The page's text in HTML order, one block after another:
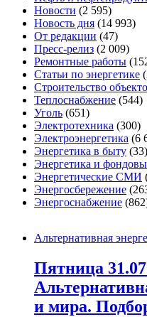
Новости (2 595)
Новость дня (14 993)
От редакции (47)
Пресс-релиз (2 009)
Ремонтные работы
Статьи по энергетике
Строительство
Теплоснабжение (544)
Уголь (651)
Электротехника (300)
Электроэнергетика (6
Энергетика в быту (33)
Энергетика и
Энергетические СМИ
Энергосбережение
Энергоснабжение
Альтернативная
Пятница
и мира.